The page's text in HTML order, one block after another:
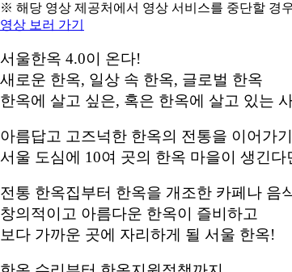
※ 해당 영상 제공처에서 영상 서비스를 중단할 경
영상 보러 가기
서울한옥 4.0이 온다!
새로운 한옥, 일상 속 한옥, 글로벌 한옥
한옥에 살고 싶은, 혹은 한옥에 살고 있는
아름답고 고즈넉한 한옥의 전통을 이어가
서울 도심에 10여 곳의 한옥 마을이 생긴다
전통 한옥집부터 한옥을 개조한 카페나 음
창의적이고 아름다운 한옥이 즐비하고
보다 가까운 곳에 자리하게 될 서울 한옥!